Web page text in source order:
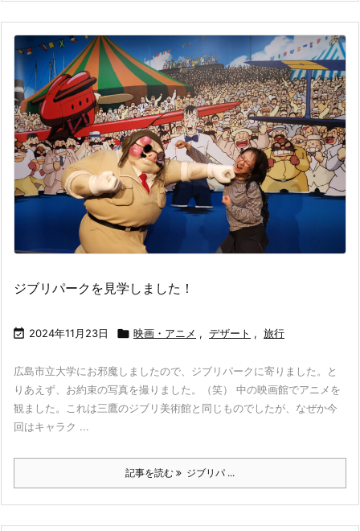
ジブリパークを見学しました！
 2024年11月23日  映画・アニメ , デザート , 旅行
広島市立大学にお邪魔しましたので、ジブリパークに寄りました。と
りあえず、お約束の写真を撮りました。（笑） 中の映画館でアニメを
観ました。これは三鷹のジブリ美術館と同じものでしたが、なぜか今
回はキャラク ...
記事を読む ジブリパ ...